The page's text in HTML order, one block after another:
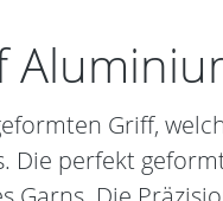
Griff,
Die perfekt